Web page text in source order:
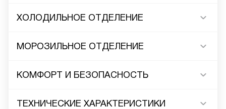
ХОЛОДИЛЬНОЕ ОТДЕЛЕНИЕ
МОРОЗИЛЬНОЕ ОТДЕЛЕНИЕ
КОМФОРТ И БЕЗОПАСНОСТЬ
ТЕХНИЧЕСКИЕ ХАРАКТЕРИСТИКИ